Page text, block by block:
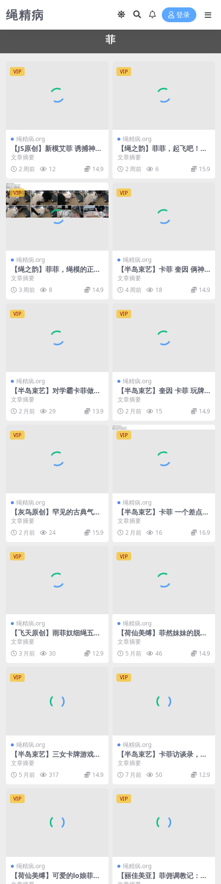
绳精病 登录
菲
VIP
绳精病.org
【JS原创】新模艾菲 诱捕神奇
女侠
文章摘要
2 周前
12 14.9
VIP
绳精病.org
【绳之韵】菲菲，起飞吧！：
勒发驷马悬吊，强高，极致的
魅惑，差点走火的绳师，强制
口
文章摘要
2 周前
6 15.9
VIP
绳精病.org
【绳之韵】菲菲，绳模的正确
健身方式4：努力健身后的重
口奖励，全方位极致蹂躏
文章摘要
3 周前
8 14.9
VIP
绳精病.org
【半岛束艺】卡菲 奎因 俩神
兽干废一个笼子
文章摘要
4 周前
18 14.9
VIP
绳精病.org
【半岛束艺】对学霸卡菲做知
识测验是错误的
文章摘要
2 月前
29 13.9
VIP
绳精病.org
【半岛束艺】奎因 卡菲 玩牌
一次干掉俩
文章摘要
2 月前
15 14.9
VIP
绳精病.org
【灰鸟原创】罕见的古典气质
美女李菲五四装五花捆绑毛巾
文章摘要
2 月前
24 15.9
VIP
绳精病.org
【半岛束艺】卡菲 一个差点把
海语掰弯的女人
文章摘要
2 月前
16 16.9
VIP
绳精病.org
【飞天原创】雨菲奴细绳五花
紧缚加气堵嘴，,GG高吊，下
面疼痛难忍，不时地遭到鞭打
文章摘要
3 月前
30 12.9
VIP
绳精病.org
【荷仙美缚】菲然妹妹的脱缚
挑战 在黑暗中挣脱绳索
文章摘要
5 月前
46 14.9
VIP
绳精病.org
【半岛束艺】三女卡牌游戏，
还能召唤神兽 卡菲 白鲸 海语
文章摘要
5 月前
317 14.9
VIP
绳精病.org
【半岛束艺】卡菲访谈录，信
息量具大
文章摘要
7 月前
50 12.9
VIP
绳精病.org
【荷仙美缚】可爱的lo娘菲
VIP
绳精病.org
【丽佳美亚】菲佣调教记：Ci